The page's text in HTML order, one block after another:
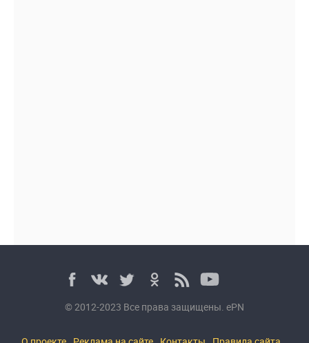
© 2012-2023 Все права защищены. ePN